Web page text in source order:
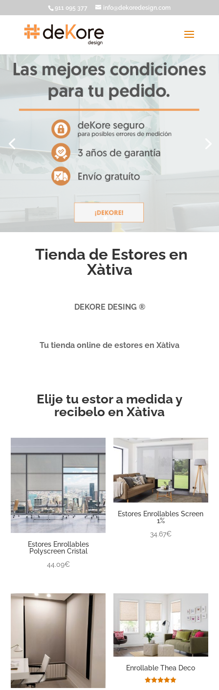
911 095 377 info@dekoredesign.com
Tienda de Estores en
Xàtiva
DEKORE DESING ®
Tu tienda online de estores en Xàtiva
Elije tu estor a medida y
recibelo en Xàtiva
Estores Enrollables
Polyscreen Cristal
44.09€
Estores Enrollables Screen
1%
34.67€
Enrollable Thea Deco